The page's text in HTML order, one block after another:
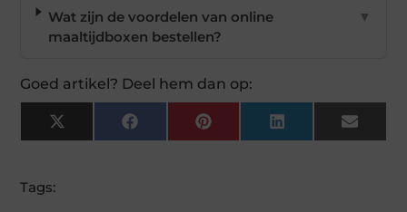
Wat zijn de voordelen van online
maaltijdboxen bestellen?
▼
Goed artikel? Deel hem dan op:
X
(Twitter)
FacebookPinterest LinkedIn Email
Tags: